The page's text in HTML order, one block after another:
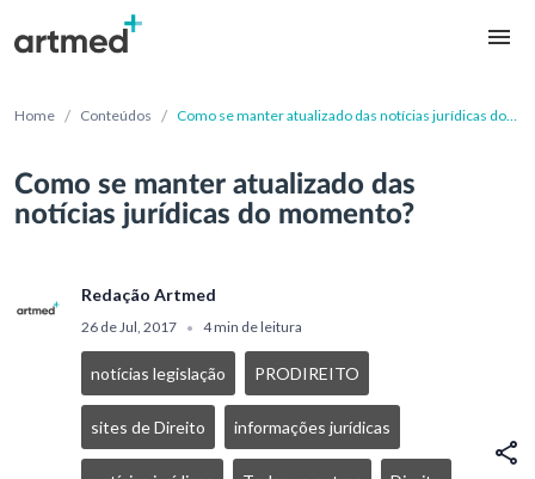
Home / Conteúdos / Como se manter atualizado das notícias jurídicas do
Como se manter atualizado das
notícias jurídicas do momento?
Redação Artmed
26 de Jul, 2017 • 4 min de leitura
notícias legislação PRODIREITO
sites de Direito informações jurídicas